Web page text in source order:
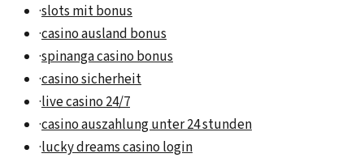
·slots mit bonus
·casino ausland bonus
·spinanga casino bonus
·casino sicherheit
·live casino 24/7
·casino auszahlung unter 24 stunden
·lucky dreams casino login